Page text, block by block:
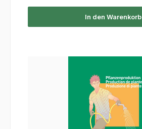
In den Warenkorb